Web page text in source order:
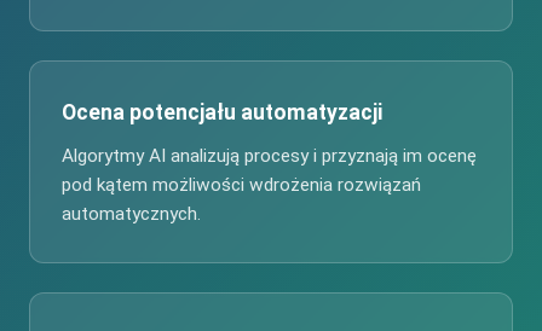
Ocena potencjału automatyzacji
Algorytmy AI analizują procesy i przyznają im ocenę
pod kątem możliwości wdrożenia rozwiązań
automatycznych.